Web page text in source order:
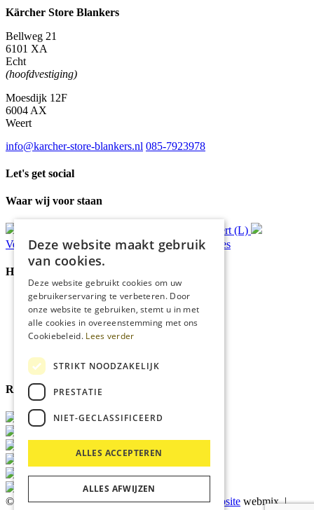
Kärcher Store Blankers
Bellweg 21
6101 XA
Echt
(hoofdvestiging)
Moesdijk 12F
6004 AX
Weert
info@karcher-store-blankers.nl 085-7923978
Let's get social
Waar wij voor staan
Ophalen in Echt of Weert (L)
Verzondenbinnen 48 uur* Persoonlijk advies
Handige Links
Home
Klantenservice
Over ons
Blog
Cookies
Reviewmerk
© 2026 Kärcher Store Blankers |Maatwerk website webmix |
Deze website maakt gebruik
van cookies.
Deze website gebruikt cookies om uw
gebruikerservaring te verbeteren. Door
onze website te gebruiken, stemt u in met
alle cookies in overeenstemming met ons
Cookiebeleid. Lees verder
STRIKT NOODZAKELIJK
PRESTATIE
NIET-GECLASSIFICEERD
ALLES ACCEPTEREN
ALLES AFWIJZEN